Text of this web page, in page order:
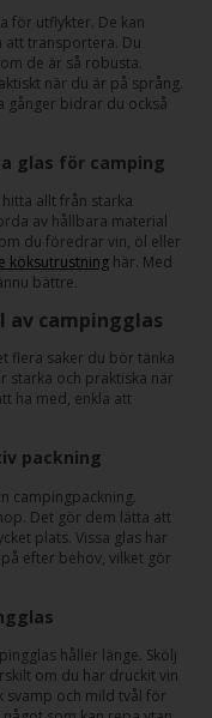
för utflykter. De kan
att transportera. Du
de är så robusta.
när du är på språng.
gånger bidrar du också
glas för camping
allt från starka
av hållbara material
du föredrar vin, öl eller
köksutrustning här. Med
bättre.
av campingglas
flera saker du bör tänka
starka och praktiska när
ha med, enkla att
packning
campingpackning.
Det gör dem lätta att
plats. Vissa glas har
efter behov, vilket gör
håller länge. Skölj
om du har druckit vin
svamp och mild tvål för